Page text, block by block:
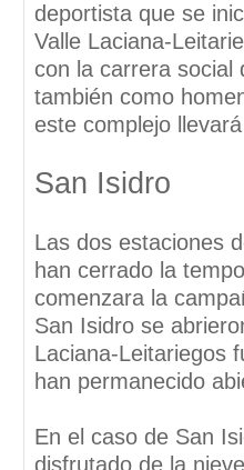
deportista que se
Valle Laciana-
con la carrera social
también como
este complejo
San Isidro
Las dos estaciones
han cerrado la
comenzara la
San Isidro se
Laciana-Leitariegos
han permanecido
En el caso de San
disfrutado de la